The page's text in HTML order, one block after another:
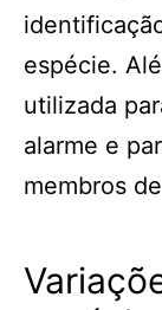
espécie.
utilizada
alarme e
membros